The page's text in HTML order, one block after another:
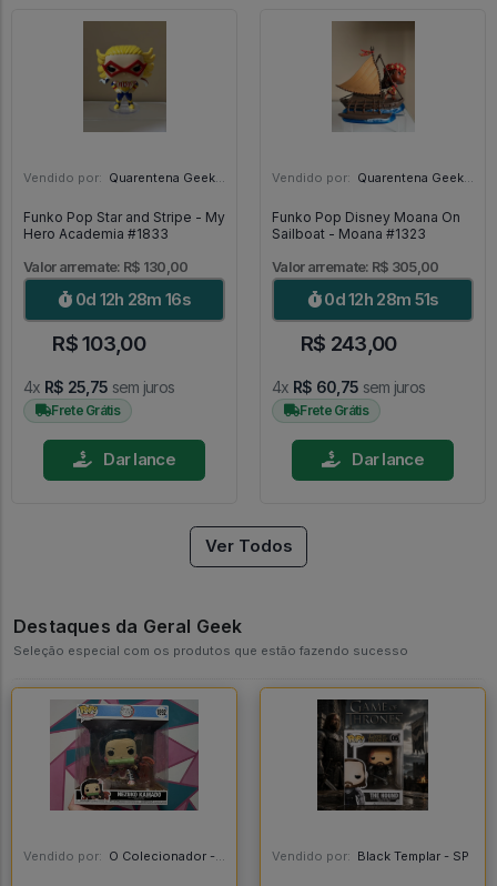
Vendido por: Quarentena Geek Store - SP
Funko Pop Star and Stripe - My
Hero Academia #1833
Valor arremate: R$ 130,00
0d 12h 28m 15s
R$ 103,00
4x R$ 25,75 sem juros
Frete Grátis
Dar lance
Vendido por: Quarentena Geek Store - SP
Funko Pop Disney Moana On
Sailboat - Moana #1323
Valor arremate: R$ 305,00
0d 12h 28m 50s
R$ 243,00
4x R$ 60,75 sem juros
Frete Grátis
Dar lance
Ver Todos
Destaques da Geral Geek
Seleção especial com os produtos que estão fazendo sucesso
Vendido por: O Colecionador - SP Vendido por: Black Templar - SP